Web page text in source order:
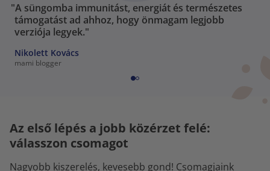
"A süngomba immunitást, energiát és természetes
támogatást ad ahhoz, hogy önmagam legjobb
verziója legyek."
Nikolett Kovács
mami blogger
Az első lépés a jobb közérzet felé:
válasszon csomagot
Nagyobb kiszerelés, kevesebb gond! Csomagjaink